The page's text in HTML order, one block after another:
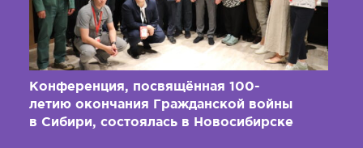
Конференция, посвящённая 100-
летию окончания Гражданской войны
в Сибири, состоялась в Новосибирске